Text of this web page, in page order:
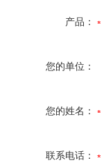
产品：
您的单位：
您的姓名：
联系电话：